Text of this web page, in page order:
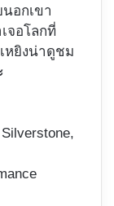
อกเขา
จอโลกที่
หยิงน่าดูชม